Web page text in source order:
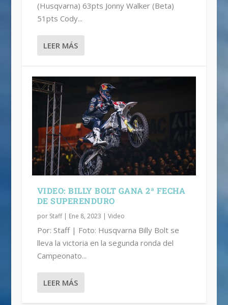
(Husqvarna) 63pts Jonny Walker (Beta)
51pts Cody...
LEER MÁS
VIDEO: BILLY BOLT GANA 2ª FECHA
DE SUPERENDURO
por Staff| Ene 8, 2023 | Video
Por: Staff | Foto: Husqvarna Billy Bolt se
lleva la victoria en la segunda ronda del
Campeonato...
LEER MÁS